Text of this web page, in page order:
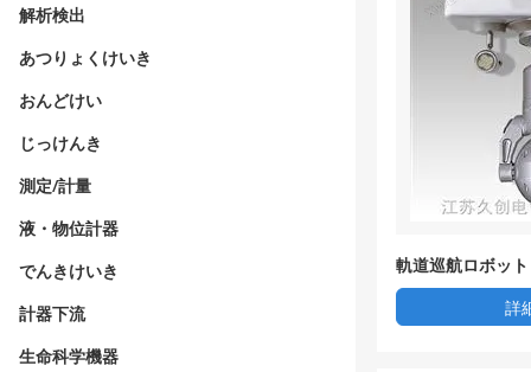
解析検出
あつりょくけいき
おんどけい
じっけんき
測定/計量
液・物位計器
でんきけいき
計器下流
生命科学機器
軌道巡航ロボット
詳